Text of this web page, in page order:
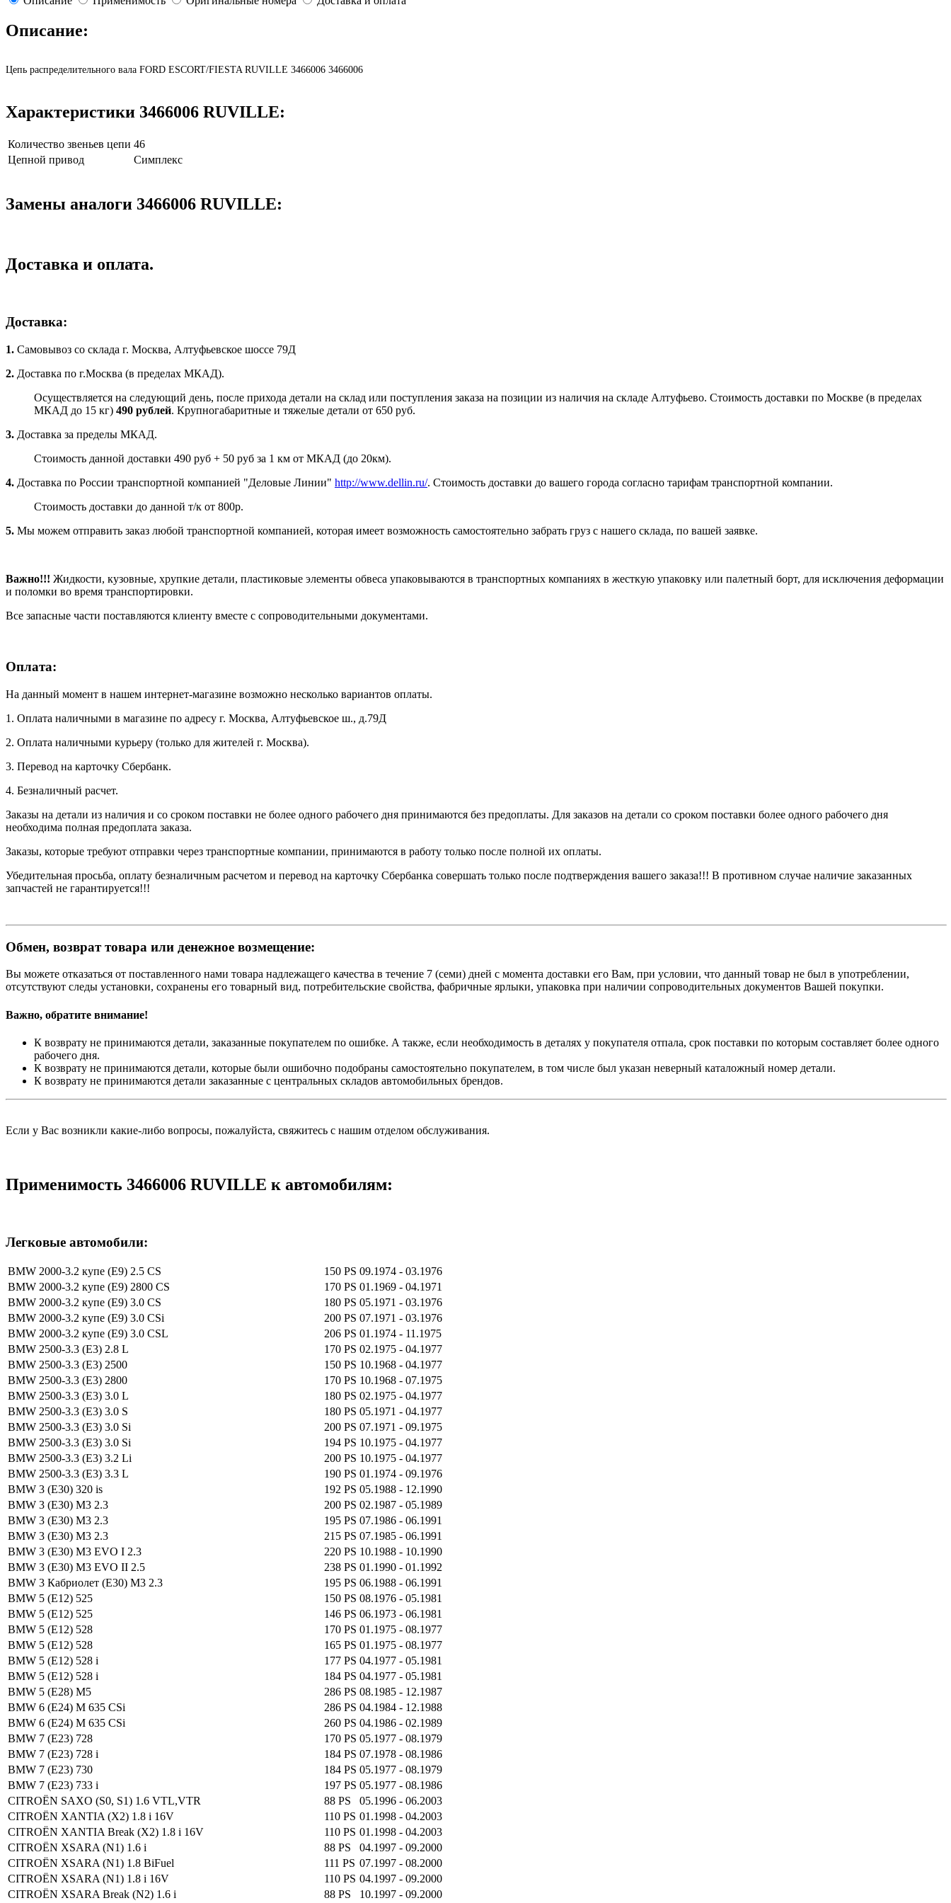
Описание:
Цепь распределительного вала FORD ESCORT/FIESTA RUVILLE 3466006 3466006
Характеристики 3466006 RUVILLE:
Количество звеньев цепи 46
Цепной привод
Симплекс
Замены аналоги 3466006 RUVILLE:
Доставка и оплата.
Доставка:
1. Самовывоз со склада г. Москва, Алтуфьевское шоссе 79Д
2. Доставка по г.Москва (в пределах МКАД).
Осуществляется на следующий день, после прихода детали на склад или поступления заказа на позиции из наличия на складе Алтуфьево. Стоимость доставки по Москве (в пределах
МКАД до 15 кг) 490 рублей. Крупногабаритные и тяжелые детали от 650 руб.
3. Доставка за пределы МКАД.
Стоимость данной доставки 490 руб + 50 руб за 1 км от МКАД (до 20км).
4. Доставка по России транспортной компанией "Деловые Линии" http://www.dellin.ru/. Стоимость доставки до вашего города согласно тарифам транспортной компании.
Стоимость доставки до данной т/к от 800р.
5. Мы можем отправить заказ любой транспортной компанией, которая имеет возможность самостоятельно забрать груз с нашего склада, по вашей заявке.
Важно!!! Жидкости, кузовные, хрупкие детали, пластиковые элементы обвеса упаковываются в транспортных компаниях в жесткую упаковку или палетный борт, для исключения деформации
и поломки во время транспортировки.
Все запасные части поставляются клиенту вместе с сопроводительными документами.
Оплата:
На данный момент в нашем интернет-магазине возможно несколько вариантов оплаты.
1. Оплата наличными в магазине по адресу г. Москва, Алтуфьевское ш., д.79Д
2. Оплата наличными курьеру (только для жителей г. Москва).
3. Перевод на карточку Сбербанк.
4. Безналичный расчет.
Заказы на детали из наличия и со сроком поставки не более одного рабочего дня принимаются без предоплаты. Для заказов на детали со сроком поставки более одного рабочего дня
необходима полная предоплата заказа.
Заказы, которые требуют отправки через транспортные компании, принимаются в работу только после полной их оплаты.
Убедительная просьба, оплату безналичным расчетом и перевод на карточку Сбербанка совершать только после подтверждения вашего заказа!!! В противном случае наличие заказанных
запчастей не гарантируется!!!
Обмен, возврат товара или денежное возмещение:
Вы можете отказаться от поставленного нами товара надлежащего качества в течение 7 (семи) дней с момента доставки его Вам, при условии, что данный товар не был в употреблении,
отсутствуют следы установки, сохранены его товарный вид, потребительские свойства, фабричные ярлыки, упаковка при наличии сопроводительных документов Вашей покупки.
Важно, обратите внимание!
К возврату не принимаются детали, заказанные покупателем по ошибке. А также, если необходимость в деталях у покупателя отпала, срок поставки по которым составляет более одного
рабочего дня.
К возврату не принимаются детали, которые были ошибочно подобраны самостоятельно покупателем, в том числе был указан неверный каталожный номер детали.
К возврату не принимаются детали заказанные с центральных складов автомобильных брендов.
Если у Вас возникли какие-либо вопросы, пожалуйста, свяжитесь с нашим отделом обслуживания.
Применимость 3466006 RUVILLE к автомобилям:
Легковые автомобили:
BMW 2000-3.2 купе (E9) 2.5 CS 150 PS 09.1974 - 03.1976
BMW 2000-3.2 купе (E9) 2800 CS
170 PS 01.1969 - 04.1971
BMW 2000-3.2 купе (E9) 3.0 CS
180 PS 05.1971 - 03.1976
BMW 2000-3.2 купе (E9) 3.0 CSi
200 PS 07.1971 - 03.1976
BMW 2000-3.2 купе (E9) 3.0 CSL
206 PS 01.1974 - 11.1975
BMW 2500-3.3 (E3) 2.8 L
170 PS 02.1975 - 04.1977
BMW 2500-3.3 (E3) 2500
150 PS 10.1968 - 04.1977
BMW 2500-3.3 (E3) 2800
170 PS 10.1968 - 07.1975
BMW 2500-3.3 (E3) 3.0 L
180 PS 02.1975 - 04.1977
BMW 2500-3.3 (E3) 3.0 S
180 PS 05.1971 - 04.1977
BMW 2500-3.3 (E3) 3.0 Si
200 PS 07.1971 - 09.1975
BMW 2500-3.3 (E3) 3.0 Si
194 PS 10.1975 - 04.1977
BMW 2500-3.3 (E3) 3.2 Li
200 PS 10.1975 - 04.1977
BMW 2500-3.3 (E3) 3.3 L
190 PS 01.1974 - 09.1976
BMW 3 (E30) 320 is
192 PS 05.1988 - 12.1990
BMW 3 (E30) M3 2.3
200 PS 02.1987 - 05.1989
BMW 3 (E30) M3 2.3
195 PS 07.1986 - 06.1991
BMW 3 (E30) M3 2.3
215 PS 07.1985 - 06.1991
BMW 3 (E30) M3 EVO I 2.3
220 PS 10.1988 - 10.1990
BMW 3 (E30) M3 EVO II 2.5
238 PS 01.1990 - 01.1992
BMW 3 Кабриолет (E30) M3 2.3
195 PS 06.1988 - 06.1991
BMW 5 (E12) 525
150 PS 08.1976 - 05.1981
BMW 5 (E12) 525
146 PS 06.1973 - 06.1981
BMW 5 (E12) 528
170 PS 01.1975 - 08.1977
BMW 5 (E12) 528
165 PS 01.1975 - 08.1977
BMW 5 (E12) 528 i
177 PS 04.1977 - 05.1981
BMW 5 (E12) 528 i
184 PS 04.1977 - 05.1981
BMW 5 (E28) M5
286 PS 08.1985 - 12.1987
BMW 6 (E24) M 635 CSi
286 PS 04.1984 - 12.1988
BMW 6 (E24) M 635 CSi
260 PS 04.1986 - 02.1989
BMW 7 (E23) 728
170 PS 05.1977 - 08.1979
BMW 7 (E23) 728 i
184 PS 07.1978 - 08.1986
BMW 7 (E23) 730
184 PS 05.1977 - 08.1979
BMW 7 (E23) 733 i
197 PS 05.1977 - 08.1986
CITROËN SAXO (S0, S1) 1.6 VTL,VTR
88 PS
05.1996 - 06.2003
CITROËN XANTIA (X2) 1.8 i 16V
110 PS 01.1998 - 04.2003
CITROËN XANTIA Break (X2) 1.8 i 16V
110 PS 01.1998 - 04.2003
CITROËN XSARA (N1) 1.6 i
88 PS
04.1997 - 09.2000
CITROËN XSARA (N1) 1.8 BiFuel
111 PS 07.1997 - 08.2000
CITROËN XSARA (N1) 1.8 i 16V
110 PS 04.1997 - 09.2000
CITROËN XSARA Break (N2) 1.6 i
88 PS 10.1997 - 09.2000